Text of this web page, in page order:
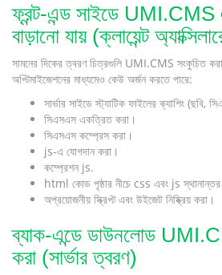
ফ্রন্ট-এন্ড সাইডে UMI.CMS
বাড়ানো যায় (ক্লায়েন্ট
সামনের দিকের ত্বরণ চিত্রগুলি UMI.CMS সংকুচিত
অপ্টিমাইজেশনের মাধ্যমেও কেউ অর্জন করতে পারে:
সার্ভার সাইডে স্ট্যাটিক ফাইলের ক্যাশিং (ছবি,
সিএসএস একত্রিত করা।
সিএসএস কম্প্রেস করা।
js-এ যোগদান করা।
কম্প্রেশন js.
html কোড পৃষ্ঠার নীচে css এবং js স্থানান্তর
অপ্রয়োজনীয় স্ক্রিপ্ট এবং উইজেট নিষ্ক্রিয় করা।
ব্যাক-এন্ডে ডাউনলোড
করা (সার্ভার ত্বরণ)